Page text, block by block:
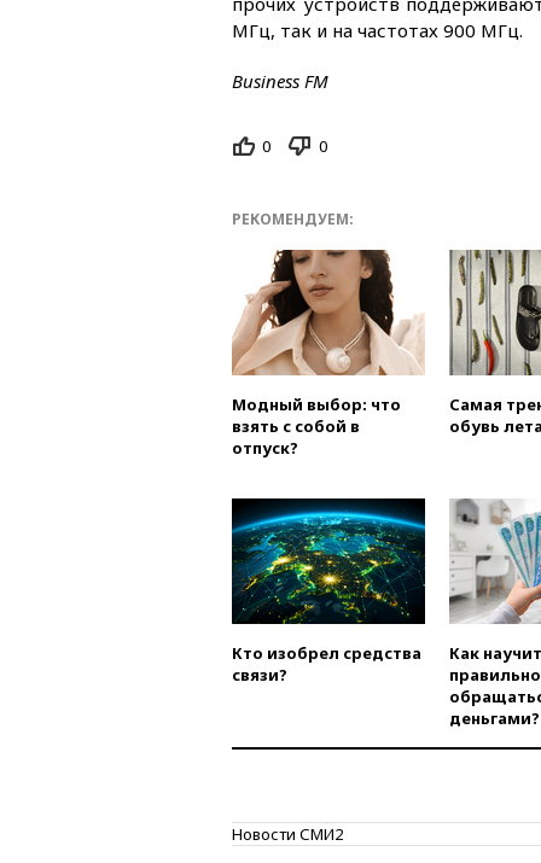
МГц, так и на частотах 900 МГц.
Business FM
0 0
РЕКОМЕНДУЕМ:
Модный выбор: что
взять с собой в
отпуск?
Самая
обувь
Кто изобрел средства
связи?
Как
правильно
деньгами?
Новости СМИ2